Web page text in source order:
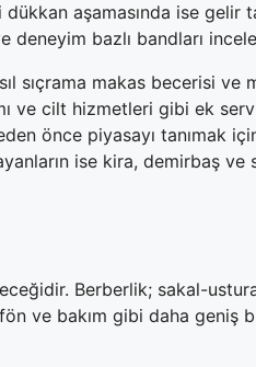
aşamasında ise gelir
deneyim bazlı bandları
sıçrama makas becerisi ve
ve cilt hizmetleri gibi ek
önce piyasayı tanımak
ise kira, demirbaş
Berberlik; sakal-
ve bakım gibi daha geniş